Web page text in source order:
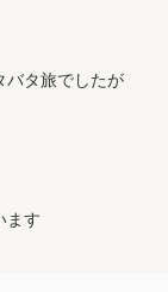
バタ旅でしたが
ます